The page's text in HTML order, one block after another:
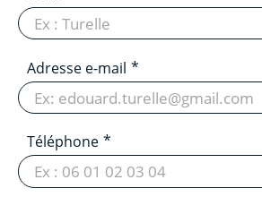
Adresse e-mail
Téléphone